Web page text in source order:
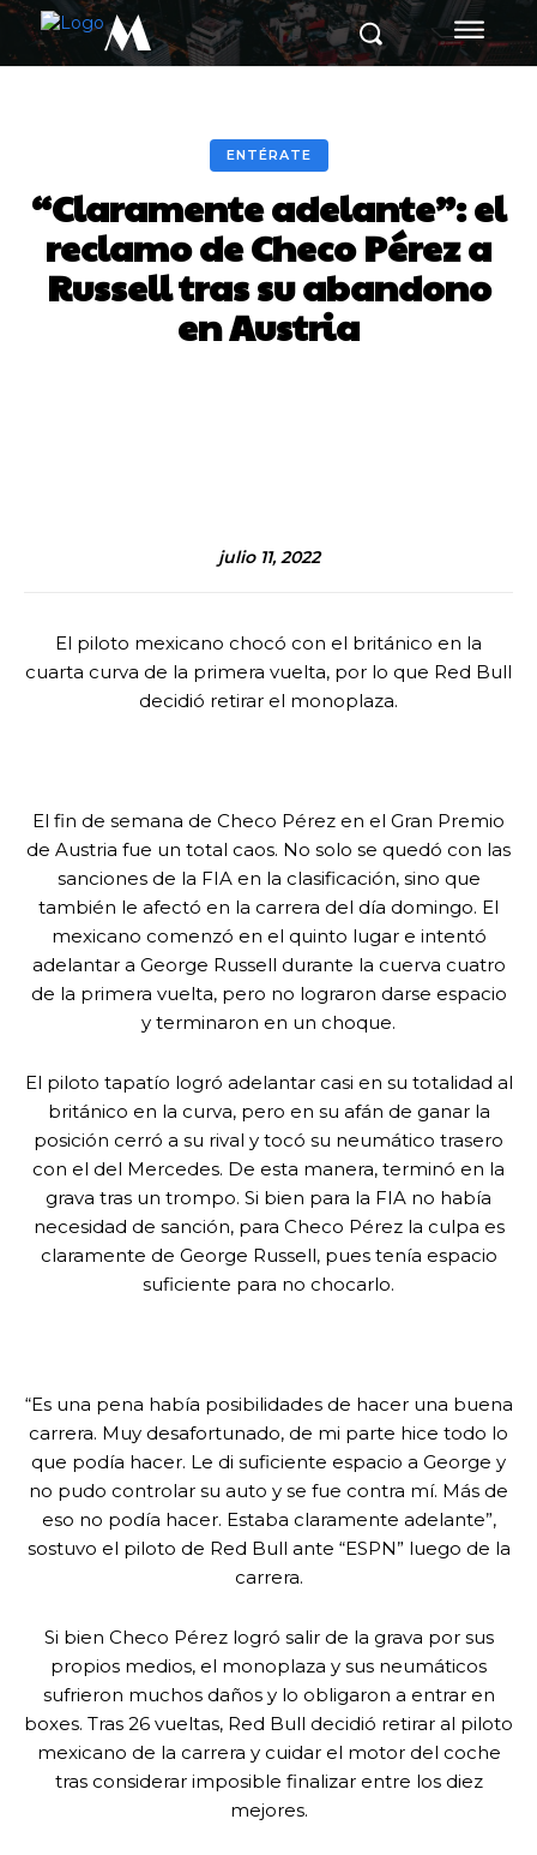
M
ENTÉRATE
“Claramente adelante”: el
reclamo de Checo Pérez a
Russell tras su abandono
en Austria
julio 11, 2022
El piloto mexicano chocó con el británico en la
cuarta curva de la primera vuelta, por lo que Red Bull
decidió retirar el monoplaza.
El fin de semana de Checo Pérez en el Gran Premio
de Austria fue un total caos. No solo se quedó con las
sanciones de la FIA en la clasificación, sino que
también le afectó en la carrera del día domingo. El
mexicano comenzó en el quinto lugar e intentó
adelantar a George Russell durante la cuerva cuatro
de la primera vuelta, pero no lograron darse espacio
y terminaron en un choque.
El piloto tapatío logró adelantar casi en su totalidad al
británico en la curva, pero en su afán de ganar la
posición cerró a su rival y tocó su neumático trasero
con el del Mercedes. De esta manera, terminó en la
grava tras un trompo. Si bien para la FIA no había
necesidad de sanción, para Checo Pérez la culpa es
claramente de George Russell, pues tenía espacio
suficiente para no chocarlo.
“Es una pena había posibilidades de hacer una buena
carrera. Muy desafortunado, de mi parte hice todo lo
que podía hacer. Le di suficiente espacio a George y
no pudo controlar su auto y se fue contra mí. Más de
eso no podía hacer. Estaba claramente adelante”,
sostuvo el piloto de Red Bull ante “ESPN” luego de la
carrera.
Si bien Checo Pérez logró salir de la grava por sus
propios medios, el monoplaza y sus neumáticos
sufrieron muchos daños y lo obligaron a entrar en
boxes. Tras 26 vueltas, Red Bull decidió retirar al piloto
mexicano de la carrera y cuidar el motor del coche
tras considerar imposible finalizar entre los diez
mejores.